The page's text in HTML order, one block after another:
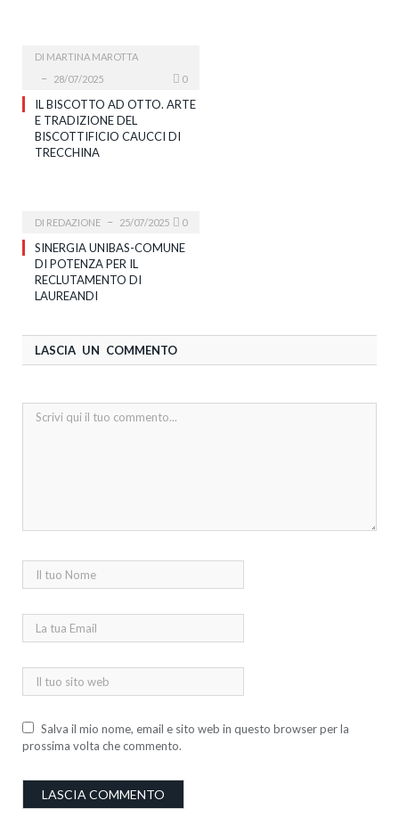
DI MARTINA MAROTTA
28/07/2025
0
IL BISCOTTO AD OTTO. ARTE
E TRADIZIONE DEL
BISCOTTIFICIO CAUCCI DI
TRECCHINA
DI REDAZIONE 25/07/2025 0
SINERGIA UNIBAS-COMUNE
DI POTENZA PER IL
RECLUTAMENTO DI
LAUREANDI
LASCIA UN COMMENTO
Salva il mio nome, email e sito web in questo browser per la
prossima volta che commento.